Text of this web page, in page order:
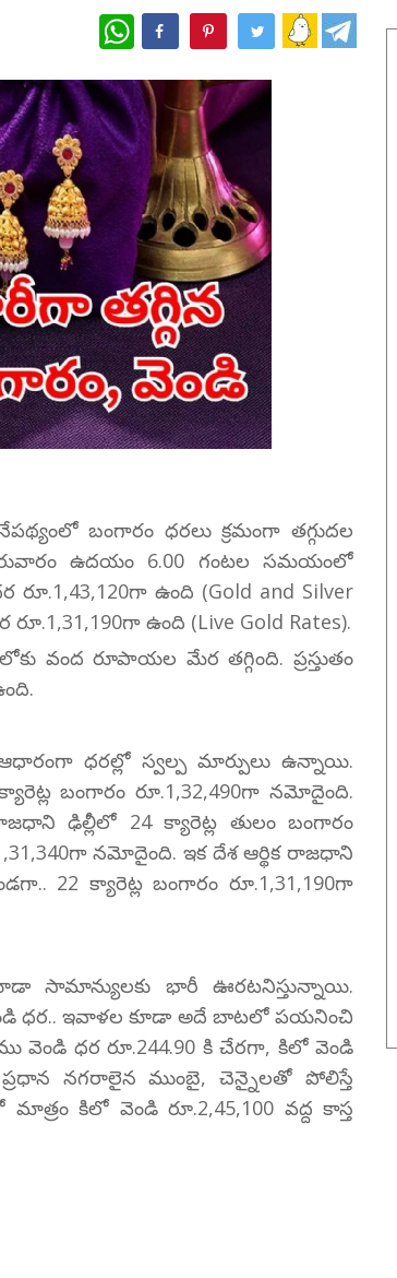
WhatsApp
బంగారం ధరలు క్రమంగా తగ్గుదల
ఉదయం 6.00 గంటల సమయంలో
ఉంది (Gold and Silver
ఉంది (Live Gold Rates).
వంద రూపాయల మేర తగ్గింది. ప్రస్తుతం
ధరల్లో స్వల్ప మార్పులు ఉన్నాయి.
బంగారం రూ.1,32,490గా నమోదైంది.
ఢిల్లీలో 24 క్యారెట్ల తులం బంగారం
నమోదైంది. ఇక దేశ ఆర్థిక రాజధాని
22 క్యారెట్ల బంగారం రూ.1,31,190గా
సామాన్యులకు భారీ ఊరటనిస్తున్నాయి.
ధర.. ఇవాళల కూడా అదే బాటలో పయనించి
వెండి ధర రూ.244.90 కి చేరగా, కిలో వెండి
ప్రధాన నగరాలైన ముంబై, చెన్నైలతో పోలిస్తే
కిలో వెండి రూ.2,45,100 వద్ద కాస్త